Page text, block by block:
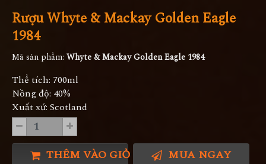
Rượu Whyte & Mackay Golden Eagle
1984
Mã sản phẩm: Whyte & Mackay Golden Eagle 1984
Thể tích: 700ml
Nồng độ: 40%
Xuất xứ: Scotland
THÊM VÀO GIỎ HÀNG MUA NGAY